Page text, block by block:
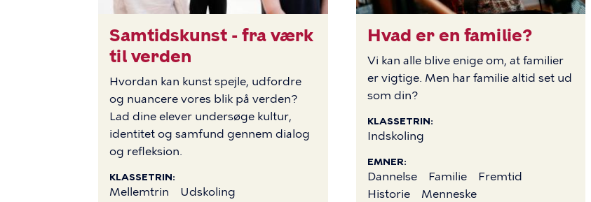
BILLEDE
Samtidskunst - fra værk
til verden
Hvordan kan kunst spejle, udfordre
og nuancere vores blik på verden?
Lad dine elever undersøge kultur,
identitet og samfund gennem dialog
og refleksion.
KLASSETRIN
Mellemtrin Udskoling
BILLEDE
Hvad er en familie?
Vi kan alle blive enige om, at familier
er vigtige. Men har familie altid set ud
som din?
KLASSETRIN
Indskoling
EMNER
Dannelse Familie
Fremtid
Historie
Menneske